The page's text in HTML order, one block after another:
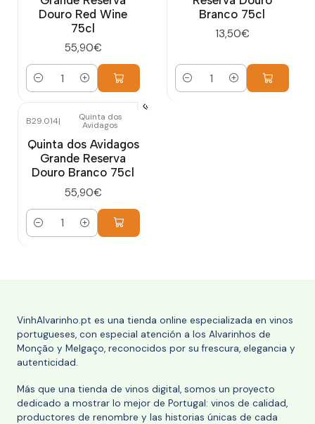
Douro Red Wine
75cl
55,90€
Cantidad
Branco 75cl
13,50€
Cantidad
B29.014| Quinta dos
Avidagos
Quinta dos Avidagos
Grande Reserva
Douro Branco 75cl
55,90€
Cantidad
VinhAlvarinho.pt es una tienda online especializada en vinos
portugueses, con especial atención a los Alvarinhos de
Monção y Melgaço, reconocidos por su frescura, elegancia y
autenticidad.
Más que una tienda de vinos digital, somos un proyecto
dedicado a mostrar lo mejor de Portugal: vinos de calidad,
productores de renombre y las historias únicas de cada